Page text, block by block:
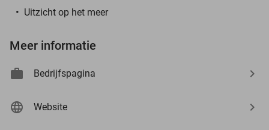
Uitzicht op het meer
Meer informatie
Bedrijfspagina
Website